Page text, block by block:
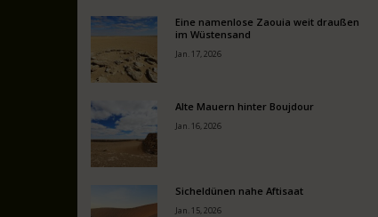
Eine namenlose Zaouia weit draußen
im Wüstensand
Jan. 17, 2026
Alte Mauern hinter Boujdour
Jan. 16, 2026
Sicheldünen nahe Aftisaat
Jan. 15, 2026